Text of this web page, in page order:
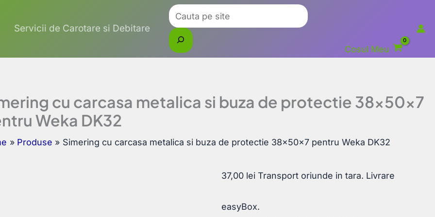
Servicii de Carotare si Debitare
Caută
Cosul Meu
cu carcasa metalica si buza de protectie 38x50x7
Weka DK32
Produse Simering cu carcasa metalica si buza de protectie 38x50x7 pentru Weka DK32
37,00 lei Transport oriunde in tara. Livrare
easyBox.